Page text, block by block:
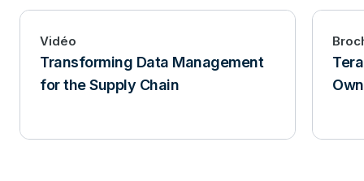
Vidéo
Transforming Data Management
for the Supply Chain